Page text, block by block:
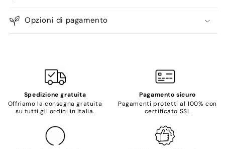
Opzioni di pagamento
Spedizione gratuita
Offriamo la consegna gratuita
su tutti gli ordini in Italia.
Pagamento sicuro
Pagamenti protetti al 100% con
certificato SSL